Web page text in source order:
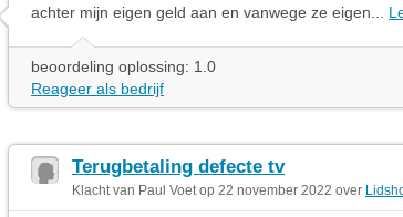
achter mijn eigen geld aan en vanwege ze eigen...
beoordeling oplossing: 1.0
Reageer als bedrijf
Terugbetaling defecte tv
Klacht van Paul Voet op 22 november 2022 over